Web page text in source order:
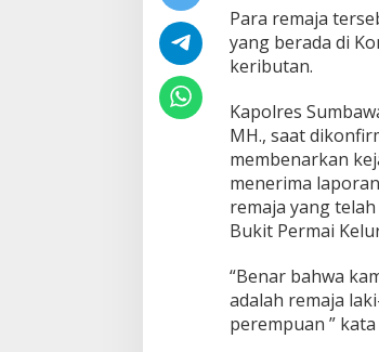
Para remaja
yang berada di
keributan.
Kapolres
MH., saat
membenarkan
menerima
remaja yang
Bukit Permai
“Benar bahwa
adalah remaja
perempuan ” kata